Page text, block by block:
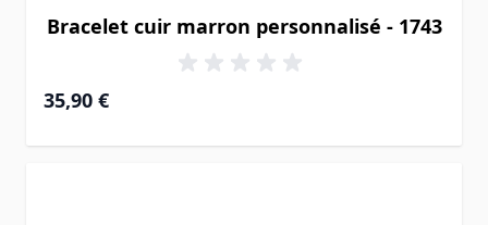
Bracelet cuir marron personnalisé - 1743
35,90 €